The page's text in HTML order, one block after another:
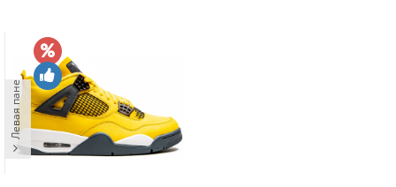
Левая панель